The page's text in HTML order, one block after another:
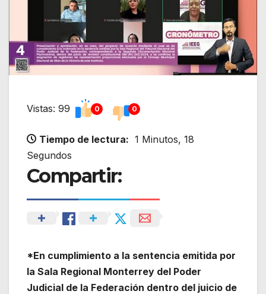
Vistas: 99 0 0
Tiempo de lectura: 1 Minutos, 18
Segundos
Compartir:
*En cumplimiento a la sentencia emitida por
la Sala Regional Monterrey del Poder
Judicial de la Federación dentro del juicio de